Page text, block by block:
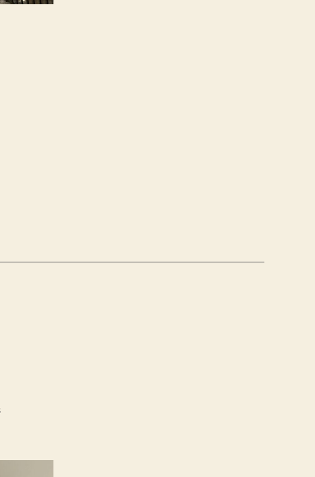
on
De